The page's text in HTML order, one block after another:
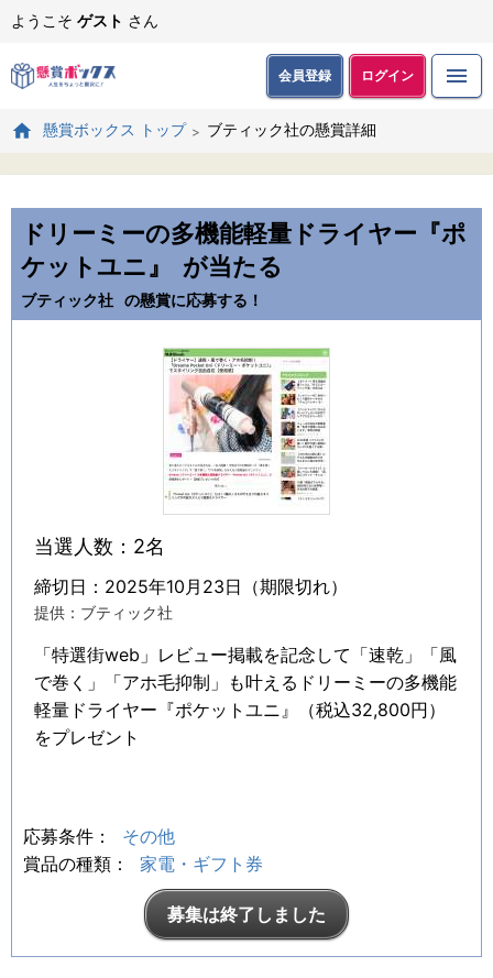
ようこそ ゲスト さん
会員登録 ログイン
懸賞ボックス トップ ブティック社の懸賞詳細
ドリーミーの多機能軽量ドライヤー『ポ
ケットユニ』
が当たる
ブティック社 の懸賞に応募する！
当選人数：2名
締切日：2025年10月23日（期限切れ）
提供：ブティック社
「特選街web」レビュー掲載を記念して「速乾」「風
で巻く」「アホ毛抑制」も叶えるドリーミーの多機能
軽量ドライヤー『ポケットユニ』（税込32,800円）
をプレゼント
応募条件：
その他
賞品の種類：
家電・ギフト券
募集は終了しました